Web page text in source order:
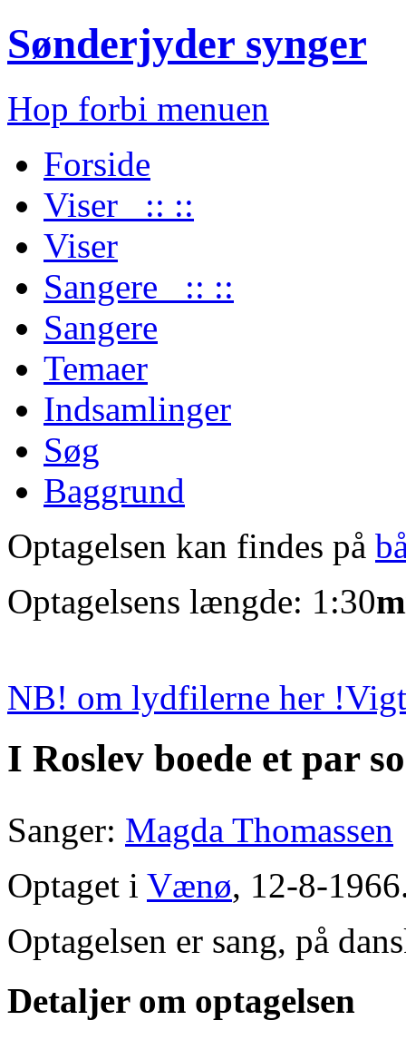
Sønderjyder synger
Hop forbi menuen
Forside
Viser :: ::
Viser
Sangere :: ::
Sangere
Temaer
Indsamlinger
Søg
Baggrund
Optagelsen kan findes på
Optagelsens længde: 1:30
NB! om lydfilerne her !
I Roslev boede et par
Sanger: Magda Thomassen
Optaget i Vænø, 12-8-
Optagelsen er sang, på
Detaljer om optagelsen